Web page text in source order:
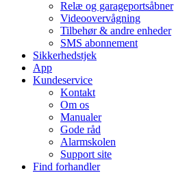
Relæ og garageportsåbner
Videoovervågning
Tilbehør & andre enheder
SMS abonnement
Sikkerhedstjek
App
Kundeservice
Kontakt
Om os
Manualer
Gode råd
Alarmskolen
Support site
Find forhandler